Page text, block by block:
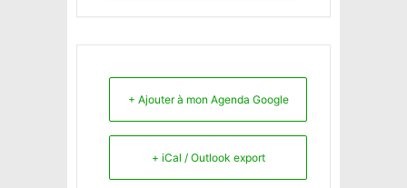
+ Ajouter à mon Agenda Google
+ iCal / Outlook export